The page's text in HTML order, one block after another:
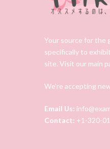
Your source for the
specifically to
site. Visit our main
We're accepting
Email Us:
Contact: +1-320-